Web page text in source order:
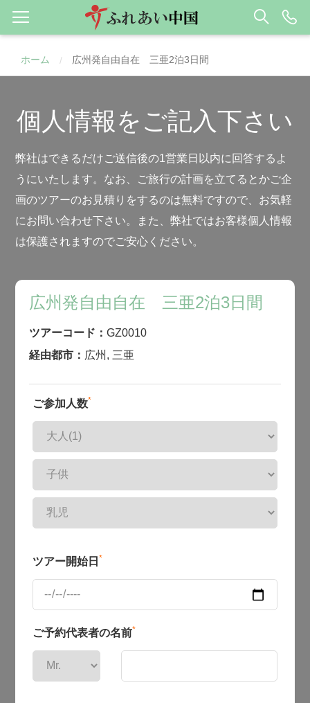
ホーム / 広州発自由自在 三亜2泊3日間
個人情報をご記入下さい
弊社はできるだけご送信後の1営業日以内に回答するよ
うにいたします。なお、ご旅行の計画を立てるとかご企
画のツアーのお見積りをするのは無料ですので、お気軽
にお問い合わせ下さい。また、弊社ではお客様個人情報
は保護されますのでご安心ください。
広州発自由自在 三亜2泊3日間
ツアーコード：GZ0010
経由都市： 広州 , 三亜
ご参加人数*
ツアー開始日 *
ご予約代表者の名前*